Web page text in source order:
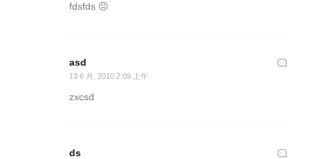
fdsfds 😐
asd
13 6 月, 2010 2:09 上午
zxcsd
ds